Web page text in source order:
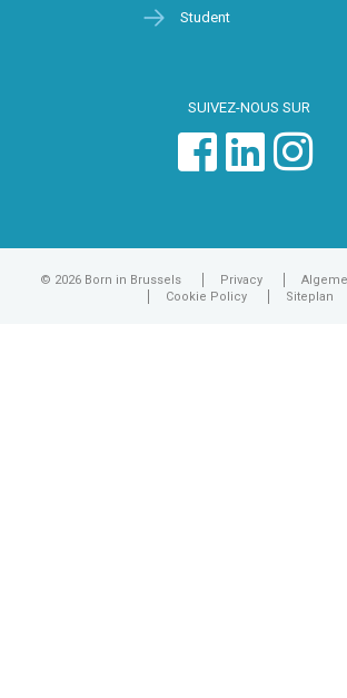
Student
SUIVEZ-NOUS SUR
© 2026 Born in Brussels Privacy
Cookie Policy
Siteplan